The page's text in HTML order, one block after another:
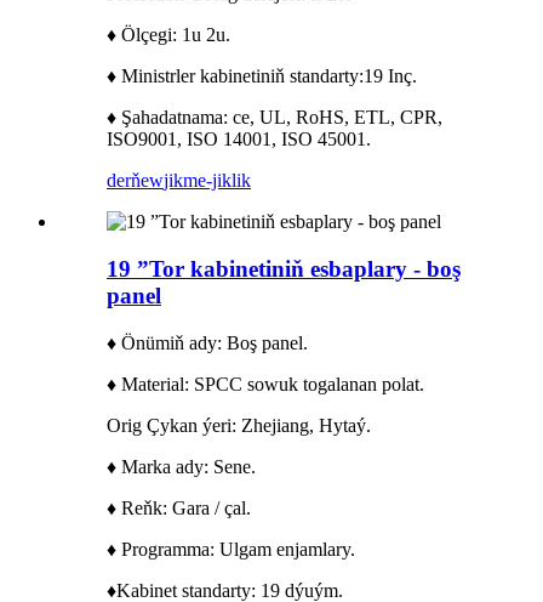
♦ Ölçegi: 1u 2u.
♦ Ministrler kabinetiniň standarty:19 Inç.
♦ Şahadatnama: ce, UL, RoHS, ETL, CPR,
ISO9001, ISO 14001, ISO 45001.
derňewjikme-jiklik
19 ”Tor kabinetiniň esbaplary - boş
panel
♦ Önümiň ady: Boş panel.
♦ Material: SPCC sowuk togalanan polat.
Orig Çykan ýeri: Zhejiang, Hytaý.
♦ Marka ady: Sene.
♦ Reňk: Gara / çal.
♦ Programma: Ulgam enjamlary.
♦Kabinet standarty: 19 dýuým.